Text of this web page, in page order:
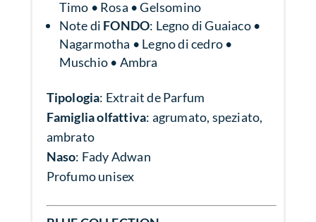
Timo • Rosa • Gelsomino
Note di FONDO: Legno di Guaiaco •
Nagarmotha • Legno di cedro •
Muschio • Ambra
Tipologia: Extrait de Parfum
Famiglia olfattiva: agrumato, speziato,
ambrato
Naso: Fady Adwan
Profumo unisex